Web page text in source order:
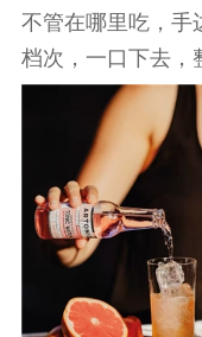
不管在哪里吃，手
档次，一口下去，